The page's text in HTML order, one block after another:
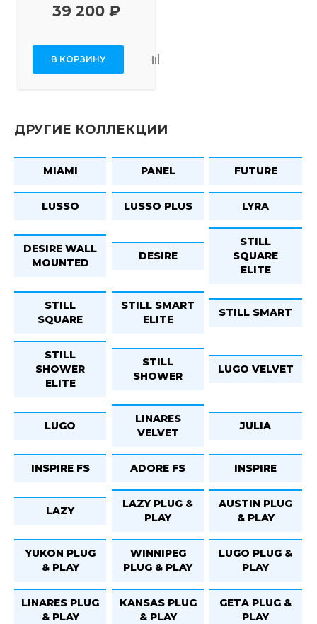
39 200 ₽
В КОРЗИНУ
ДРУГИЕ КОЛЛЕКЦИИ
MIAMI PANEL FUTURE
LUSSO LUSSO PLUS LYRA
DESIRE WALL
MOUNTED
DESIRE
STILL
SQUARE
ELITE
STILL
SQUARE
STILL SMART
ELITE
STILL SMART
STILL
SHOWER
ELITE
STILL
SHOWER
LUGO VELVET
LUGO
LINARES
VELVET
JULIA
INSPIRE FS ADORE FS INSPIRE
LAZY
LAZY PLUG &
PLAY
AUSTIN PLUG
& PLAY
YUKON PLUG
& PLAY
WINNIPEG
PLUG & PLAY
LUGO PLUG &
PLAY
LINARES PLUG
& PLAY
KANSAS PLUG
& PLAY
GETA PLUG &
PLAY